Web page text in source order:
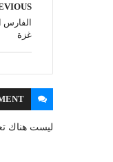
غزة
ليست هناك